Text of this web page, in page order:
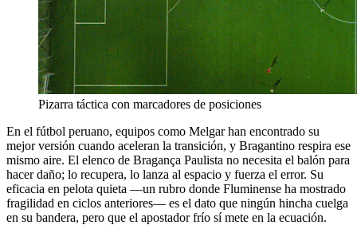
Pizarra táctica con marcadores de posiciones
En el fútbol peruano, equipos como Melgar han encontrado su
mejor versión cuando aceleran la transición, y Bragantino respira ese
mismo aire. El elenco de Bragança Paulista no necesita el balón para
hacer daño; lo recupera, lo lanza al espacio y fuerza el error. Su
eficacia en pelota quieta —un rubro donde Fluminense ha mostrado
fragilidad en ciclos anteriores— es el dato que ningún hincha cuelga
en su bandera, pero que el apostador frío sí mete en la ecuación.